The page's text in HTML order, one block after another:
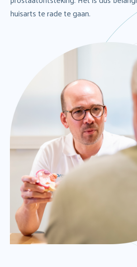
huisarts te rade te gaan.